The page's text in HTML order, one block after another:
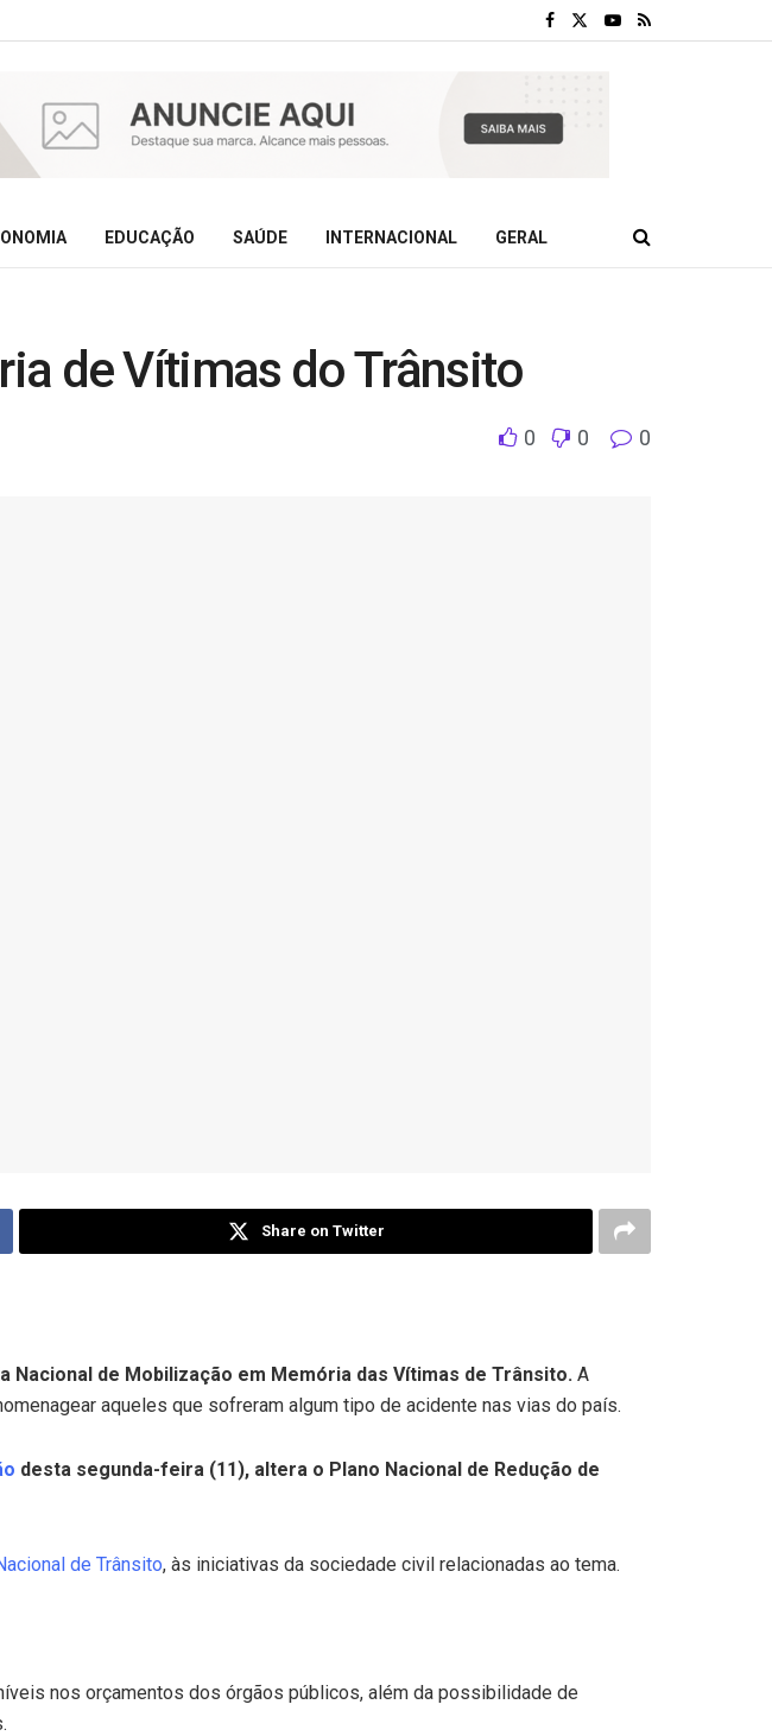
EDUCAÇÃO SAÚDE INTERNACIONAL GERAL
de Vítimas do Trânsito
0 0 0
Share on Twitter
de Mobilização em Memória das Vítimas de Trânsito. A
aqueles que sofreram algum tipo de acidente nas vias do país.
desta segunda-feira (11), altera o Plano Nacional de Redução de
de Trânsito, às iniciativas da sociedade civil relacionadas ao tema.
nos orçamentos dos órgãos públicos, além da possibilidade de